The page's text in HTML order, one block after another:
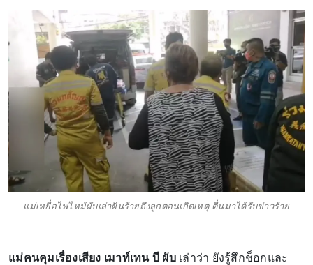
แม่เหยื่อไฟไหม้ผับเล่าฝันร้ายถึงลูกตอนเกิดเหตุ ตื่นมาได้รับข่าวร้าย
แม่คนคุมเรื่องเสียง เมาท์เทน บี ผับเล่าว่า ยังรู้สึกช็อกและ